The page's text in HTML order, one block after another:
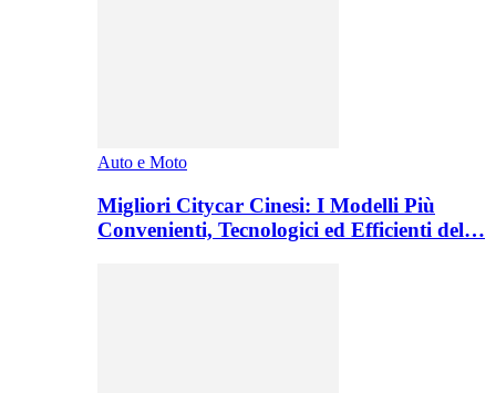
Auto e Moto
Migliori Citycar Cinesi: I Modelli Più
Convenienti, Tecnologici ed Efficienti del…